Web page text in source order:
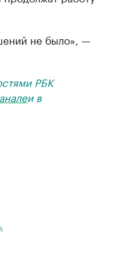
не было», —
РБК
и в